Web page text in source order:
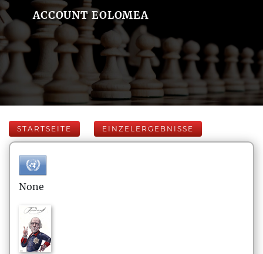
ACCOUNT EOLOMEA
STARTSEITE EINZELERGEBNISSE
None